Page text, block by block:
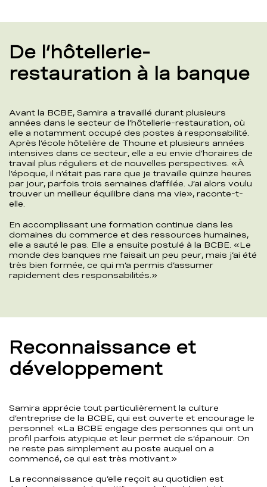
De l’hôtellerie-
restauration à la banque
Avant la BCBE, Samira a travaillé durant plusieurs
années dans le secteur de l’hôtellerie-restauration, où
elle a notamment occupé des postes à responsabilité.
Après l’école hôtelière de Thoune et plusieurs années
intensives dans ce secteur, elle a eu envie d’horaires de
travail plus réguliers et de nouvelles perspectives. «À
l’époque, il n’était pas rare que je travaille quinze heures
par jour, parfois trois semaines d’affilée. J’ai alors voulu
trouver un meilleur équilibre dans ma vie», raconte-t-
elle.
En accomplissant une formation continue dans les
domaines du commerce et des ressources humaines,
elle a sauté le pas. Elle a ensuite postulé à la BCBE. «Le
monde des banques me faisait un peu peur, mais j’ai été
très bien formée, ce qui m’a permis d’assumer
rapidement des responsabilités.»
Reconnaissance et
développement
Samira apprécie tout particulièrement la culture
d’entreprise de la BCBE, qui est ouverte et encourage le
personnel: «La BCBE engage des personnes qui ont un
profil parfois atypique et leur permet de s’épanouir. On
ne reste pas simplement au poste auquel on a
commencé, ce qui est très motivant.»
La reconnaissance qu’elle reçoit au quotidien est